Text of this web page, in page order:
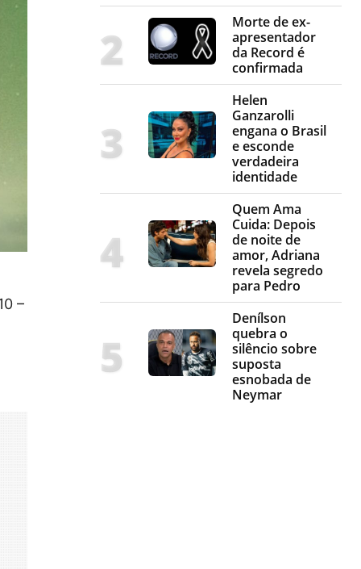
–
Morte de ex-
apresentador
da Record é
confirmada
Helen
Ganzarolli
engana o Brasil
e esconde
verdadeira
identidade
Quem Ama
Cuida: Depois
de noite de
amor, Adriana
revela segredo
para Pedro
Denílson
quebra o
silêncio sobre
suposta
esnobada de
Neymar